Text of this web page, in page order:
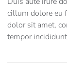
cillum dolore eu
dolor sit amet,
tempor